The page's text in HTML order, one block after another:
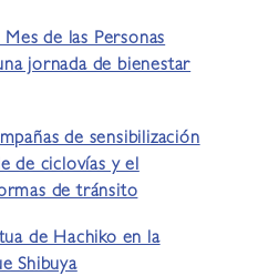
de las Personas
jornada de bienestar
de sensibilización
de ciclovías y el
de tránsito
de Hachiko en la
Shibuya